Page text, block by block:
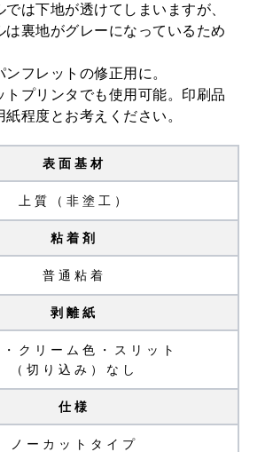
は下地が透けてしまいますが、
は裏地がグレーになっているため
ンフレットの修正用に。
トプリンタでも使用可能。印刷品
紙程度とお考えください。
表面基材
上質（非塗工）
粘着剤
普通粘着
剥離紙
クリーム色・スリット
（切り込み）なし
仕様
ノーカットタイプ